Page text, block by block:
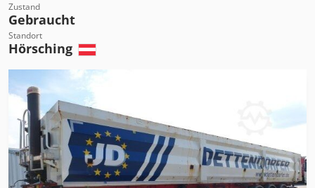
Zustand
Gebraucht
Standort
Hörsching